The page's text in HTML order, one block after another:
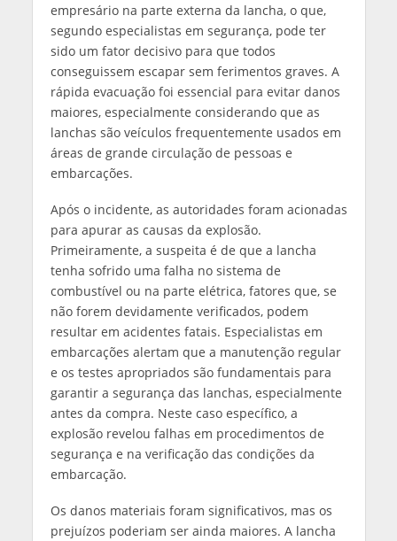
empresário na parte externa da lancha, o que,
segundo especialistas em segurança, pode ter
sido um fator decisivo para que todos
conseguissem escapar sem ferimentos graves. A
rápida evacuação foi essencial para evitar danos
maiores, especialmente considerando que as
lanchas são veículos frequentemente usados em
áreas de grande circulação de pessoas e
embarcações.
Após o incidente, as autoridades foram acionadas
para apurar as causas da explosão.
Primeiramente, a suspeita é de que a lancha
tenha sofrido uma falha no sistema de
combustível ou na parte elétrica, fatores que, se
não forem devidamente verificados, podem
resultar em acidentes fatais. Especialistas em
embarcações alertam que a manutenção regular
e os testes apropriados são fundamentais para
garantir a segurança das lanchas, especialmente
antes da compra. Neste caso específico, a
explosão revelou falhas em procedimentos de
segurança e na verificação das condições da
embarcação.
Os danos materiais foram significativos, mas os
prejuízos poderiam ser ainda maiores. A lancha